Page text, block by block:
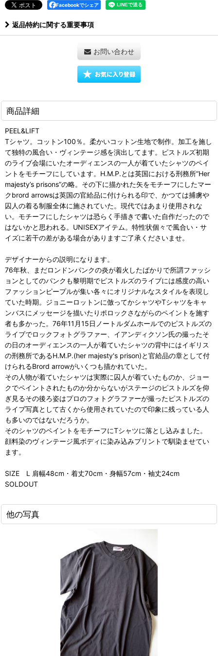
Facebookでシェア
返品特約に関する重要事項
お問い合わせ
商品詳細
PEEL&LIFT
Tシャツ。コットン100％。柔かいコットン生地で制作。加工を施し
て独特の風合い・ヴィンテージ感を演出してます。ピストルズ初期
のライブ会場にいたオーディエンスの一人が着ていたシャツのペイ
ントをモチーフにしています。H.M.P.とは英国における刑務所”Her
majesty’s prisons”の略。その下に描かれた矢をモチーフにしたマー
クbrord arrowsは英国の官給品に付けられる印で、かつては捕虜や
囚人の着る制服全体に施されていた。現代ではあまり使用されな
い。モチーフにしたシャツは恐らく手描きで書いた自作だったので
はないかと思われる。UNISEXアイテム。特性状個々で風合い・サ
イズに若干の差がある場合がありますご了承くださいませ。
デザイナーからの説明になります。
76年秋、まだロンドンパンクの炎が着火したばかりで所謂ファッシ
ョンとしてのパンクも黎明期でピストルズのライブには感度の高い
ファッションピープルが集い各々にオリジナルなスタイルを表現し
ていた時期。ジョニーロットンに倣ってかシャツやTシャツをキャ
ンバスにメッセージを描いたりポロックさながらのペイントを施す
者も多かった。76年11月15日ノートルダムホールでのピストルズの
ライブでロックフォトグラファー、イアンディクソン氏の撮ったそ
の日のオーディエンスの一人が着ていたシャツの背中にはイギリス
の刑務所であるH.M.P.(her majesty's prison)と官給品の章として付
けられるBrord arrowがいくつも描かれていた。
その人物が着ていたシャツは実際に囚人が着ていたものか、ジョー
クでペイントされたものか分からないがステージのピストルズを仰
ぎ見るその後ろ姿はプロのフォトグラファーが撮ったピストルズの
ライブ写真として古くから使用されていたので印象に残っている人
も多いのではないだろうか。
そのシャツのペイントをモチーフにTシャツに落とし込みました。
顔料染のヴィンテージ風ボディに染み込みプリントで馴染ませてい
ます。
SIZE L 肩幅48cm・着丈70cm・身幅57cm・袖丈24cm
SOLDOUT
他の写真